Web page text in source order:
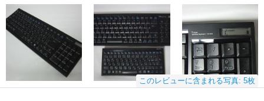
このレビューに含まれる写真: 5枚